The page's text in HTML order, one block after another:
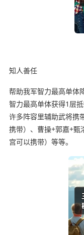
知人善任
帮助我军智力最高单体
智力最高单体获得1层
许多阵容里辅助武将携
携带）、曹操+郭嘉+甄
宫可以携带）等等。